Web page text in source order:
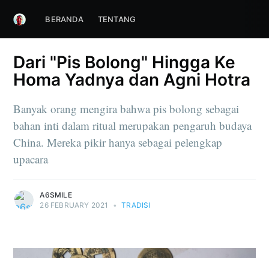
BERANDA TENTANG
Dari "Pis Bolong" Hingga Ke
Homa Yadnya dan Agni Hotra
Banyak orang mengira bahwa pis bolong sebagai
bahan inti dalam ritual merupakan pengaruh budaya
China. Mereka pikir hanya sebagai pelengkap
upacara
A6SMILE
26 FEBRUARY 2021
• TRADISI